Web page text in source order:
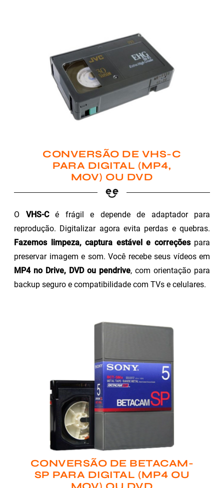
CONVERSÃO DE VHS-C
PARA DIGITAL (MP4,
MOV) OU DVD
O VHS-Cé frágil e depende de adaptador para
reprodução. Digitalizar agora evita perdas e quebras.
Fazemos limpeza, captura estável e correçõespara
preservar imagem e som. Você recebe seus vídeos em
MP4 no Drive, DVD ou pendrive, com orientação para
backup seguro e compatibilidade com TVs e celulares.
CONVERSÃO DE BETACAM-
SP PARA DIGITAL (MP4 OU